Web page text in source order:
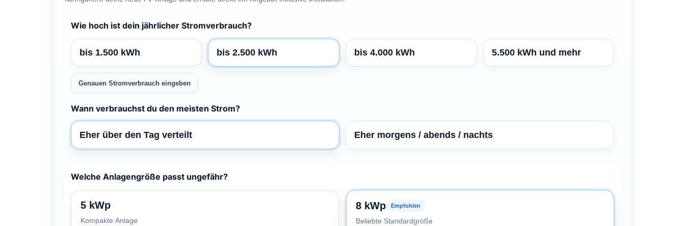
Wie hoch ist dein jährlicher Stromverbrauch?
bis 1.500 kWh bis 2.500 kWh bis 4.000 kWh 5.500 kWh und mehr
Genauen Stromverbrauch eingeben
Wann verbrauchst du den meisten Strom?
Eher über den Tag verteilt Eher morgens / abends / nachts
Welche Anlagengröße passt ungefähr?
5 kWp
Kompakte Anlage
8 kWp Empfohlen
Beliebte Standardgröße